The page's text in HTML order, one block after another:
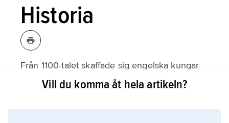
Historia
Från 1100-talet skaffade sig engelska kungar
alltmer makt på Irland. Många protestanter
Vill du komma åt hela artikeln?